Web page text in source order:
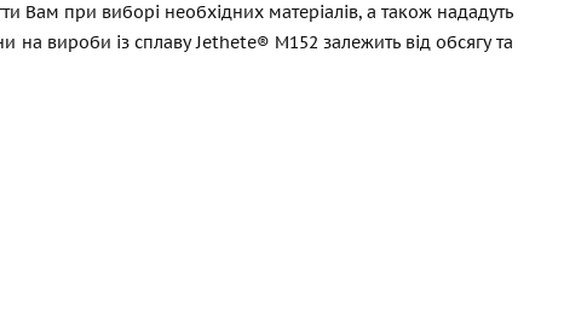
Вам при виборі необхідних матеріалів, а також нададуть
вироби із сплаву Jethete® M152 залежить від обсягу та